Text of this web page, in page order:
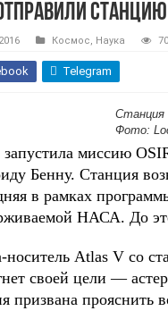
Космос, Наука
Telegram
Станция
Фото:
миссию
Бенну. Станция
в рамках
НАСА. До
носитель Atlas V со
своей цели —
призвана прояснить